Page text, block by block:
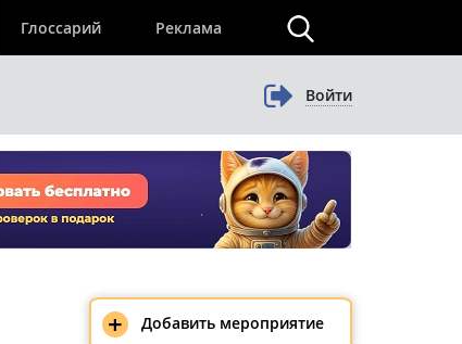
Глоссарий Реклама
Войти
+ Добавить мероприятие